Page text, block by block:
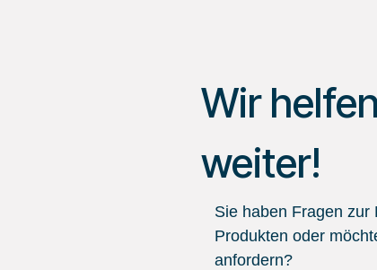
Wir
weiter!
Sie haben Fragen zur
Produkten oder
anfordern?